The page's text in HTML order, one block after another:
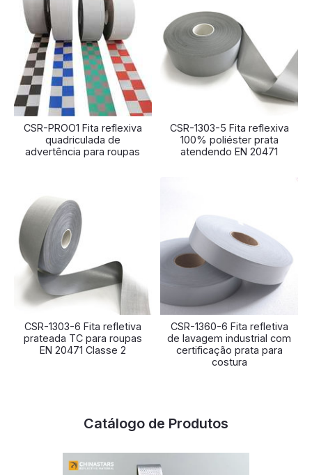
CSR-PROO1 Fita reflexiva
quadriculada de
advertência para roupas
CSR-1303-5 Fita reflexiva
100% poliéster prata
atendendo EN 20471
CSR-1303-6 Fita refletiva
prateada TC para roupas
EN 20471 Classe 2
CSR-1360-6 Fita refletiva
de lavagem industrial com
certificação prata para
costura
Catálogo de Produtos